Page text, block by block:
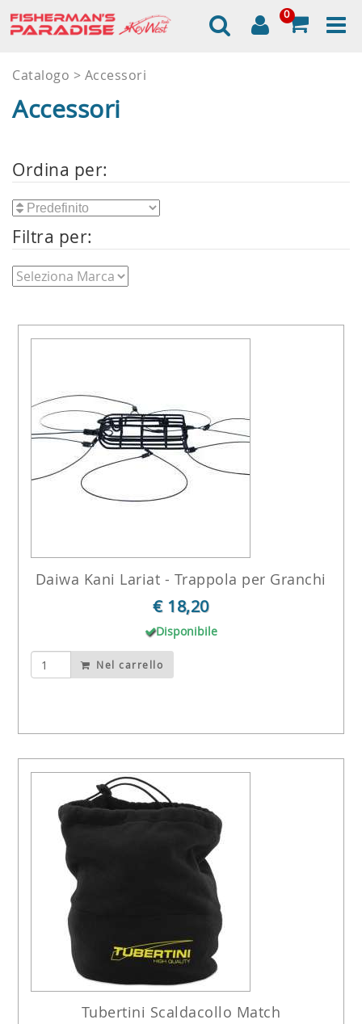
0
Catalogo Accessori
Accessori
Ordina per:
Filtra per:
Daiwa Kani Lariat - Trappola per Granchi
€ 18,20
Disponibile
Nel carrello
Tubertini Scaldacollo Match